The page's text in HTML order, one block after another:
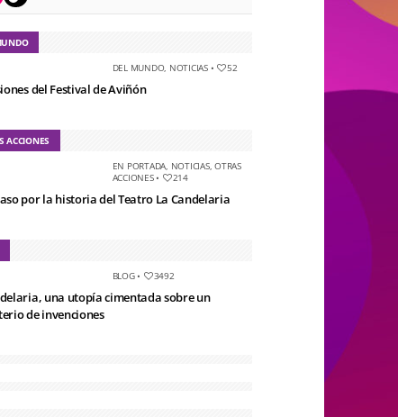
DEL MUNDO, NOTICIAS• 52
del Festival de Aviñón
ACCIONES
EN PORTADA, NOTICIAS,OTRAS
ACCIONES• 214
por la historia del Teatro La Candelaria
BLOG• 3492
una utopía cimentada sobre un
de invenciones